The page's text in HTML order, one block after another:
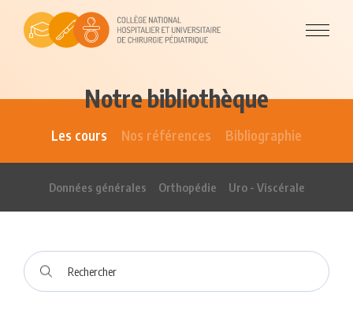
Notre bibliothèque
Les cours Nos références Bibliographie
Données générales Orthopédie Uro - Viscérale